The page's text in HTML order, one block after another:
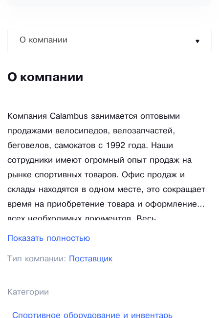
О компании
О компании
Компания Calambus занимается оптовыми
продажами велосипедов, велозапчастей,
беговелов, самокатов с 1992 года. Наши
сотрудники имеют огромный опыт продаж на
рынке спортивных товаров. Офис продаж и
склады находятся в одном месте, это сокращает
время на приобретение товара и оформление
всех необходимых документов. Весь
продаваемый товар сертифицирован, что
копии которых может получить любой
– "Всё в одном месте и по ценам
Показать полностью
Тип компании: Поставщик
Категории
Спортивное оборудование и инвентарь